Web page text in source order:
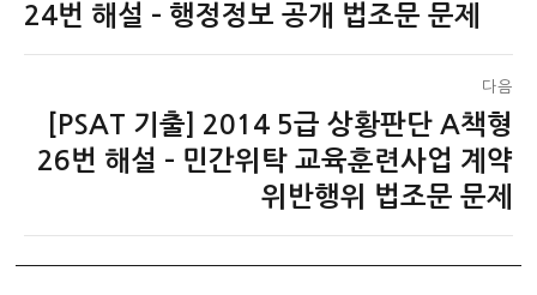
색
전
24번 해설 – 행정정보 공개 법조문 문제
다음
음
[PSAT 기출] 2014 5급 상황판단 A책형
26번 해설 – 민간위탁 교육훈련사업 계약
위반행위 법조문 문제